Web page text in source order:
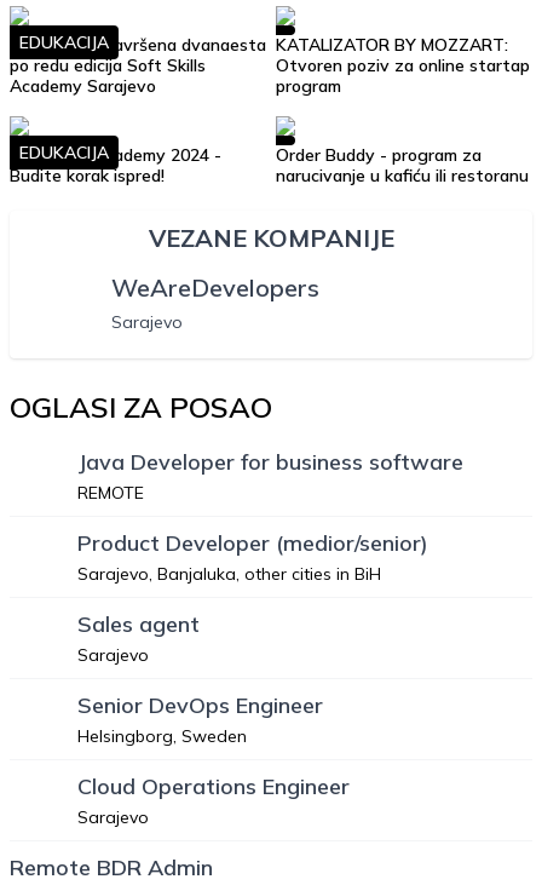
Uspješno je završena dvanaesta
po redu edicija Soft Skills
Academy Sarajevo
EDUKACIJA
KATALIZATOR BY MOZZART:
Otvoren poziv za online startap
program
Soft Skills Academy 2024 -
Budite korak ispred!
EDUKACIJA
Order Buddy - program za
narucivanje u kafiću ili restoranu
VEZANE KOMPANIJE
WeAreDevelopers
Sarajevo
OGLASI ZA POSAO
Java Developer for business software
REMOTE
Product Developer (medior/senior)
Sarajevo, Banjaluka, other cities in BiH
Sales agent
Sarajevo
Senior DevOps Engineer
Helsingborg, Sweden
Cloud Operations Engineer
Sarajevo
Remote BDR Admin